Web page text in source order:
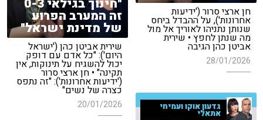
חן ארצי סרור ('ידיעות
אחרונות'), על ההבדל ביחס
שנותן נתניהו לאוריך אל מול
מה שנתן לחפץ • שירית
אביטן כהן הגיבה
28/01/2026
"חינוך בגילאי 0-3
זה המערב הפרוע
של מדינת ישראל"
שירית אביטן כהן ('ישראל
היום'): "כל אדם עם דופק
יכול להשגיח על תינוקות, אין
תקינה" • חן ארצי סרור
('ידיעות אחרונות'): "זה נתפס
כצרה של נשים"
20/01/2026 גדעון אוקו ועמיחי
אתאלי